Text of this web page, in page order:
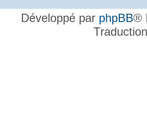
Développé par phpBB®